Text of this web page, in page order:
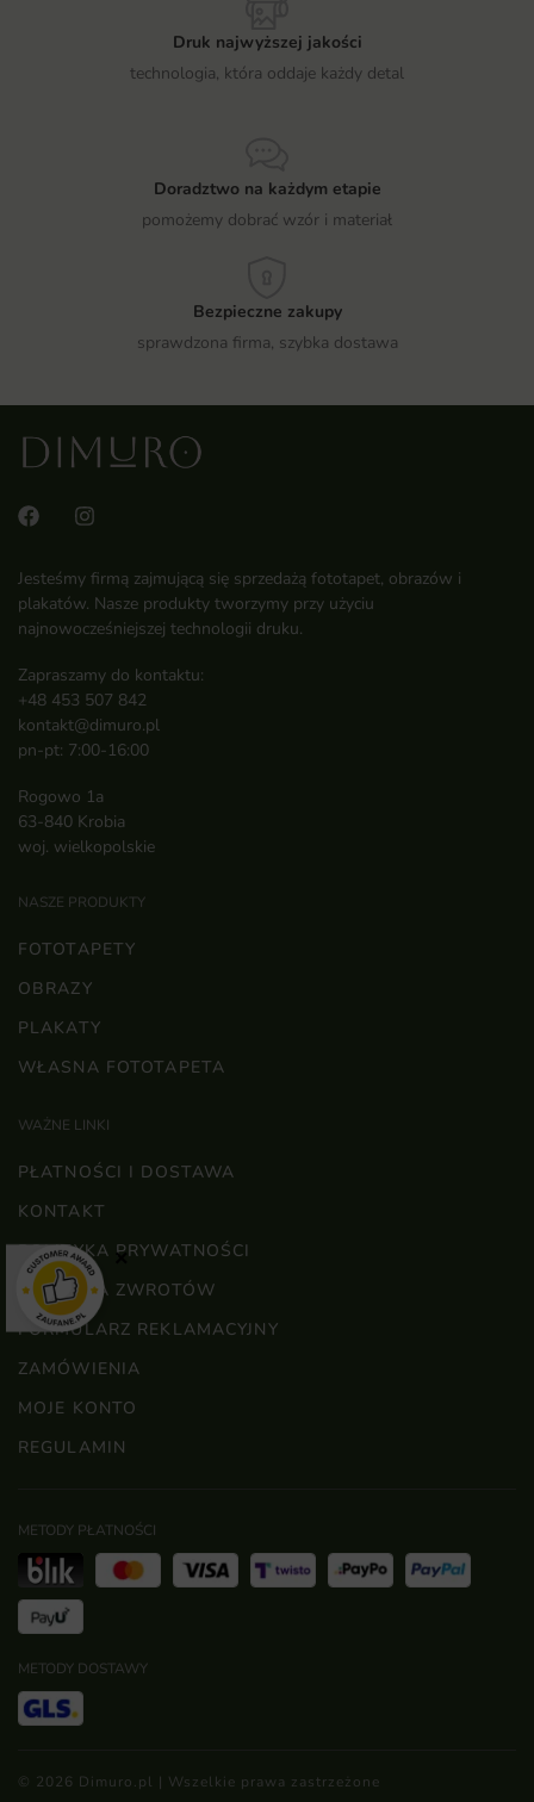
Druk najwyższej jakości
technologia, która oddaje każdy detal
Doradztwo na każdym etapie
pomożemy dobrać wzór i materiał
Bezpieczne zakupy
sprawdzona firma, szybka dostawa
Jesteśmy firmą zajmującą się sprzedażą fototapet, obrazów i
plakatów. Nasze produkty tworzymy przy użyciu
najnowocześniejszej technologii druku.
Zapraszamy do kontaktu:
+48 453 507 842
kontakt@dimuro.pl
pn-pt: 7:00-16:00
Rogowo 1a
63-840 Krobia
woj. wielkopolskie
NASZE PRODUKTY
FOTOTAPETY
OBRAZY
PLAKATY
WŁASNA FOTOTAPETA
WAŻNE LINKI
PŁATNOŚCI I DOSTAWA
KONTAKT
POLITYKA PRYWATNOŚCI
POLITYKA ZWROTÓW
FORMULARZ REKLAMACYJNY
ZAMÓWIENIA
MOJE KONTO
REGULAMIN
METODY PŁATNOŚCI
METODY DOSTAWY
© 2026 Dimuro.pl | Wszelkie prawa zastrzeżone
×